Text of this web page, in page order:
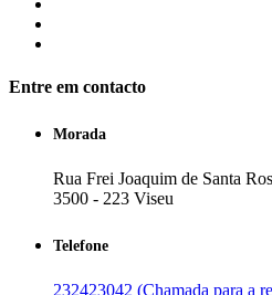
Entre em contacto
Morada
Rua Frei Joaquim de Santa
3500 - 223 Viseu
Telefone
232423042 (Chamada para a